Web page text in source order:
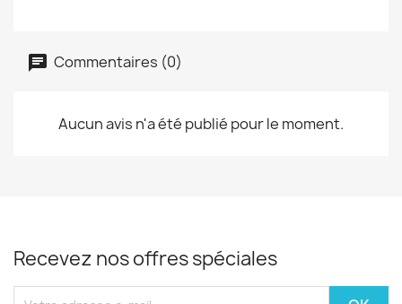
Commentaires (0)
Aucun avis n'a été publié pour le moment.
Recevez nos offres spéciales